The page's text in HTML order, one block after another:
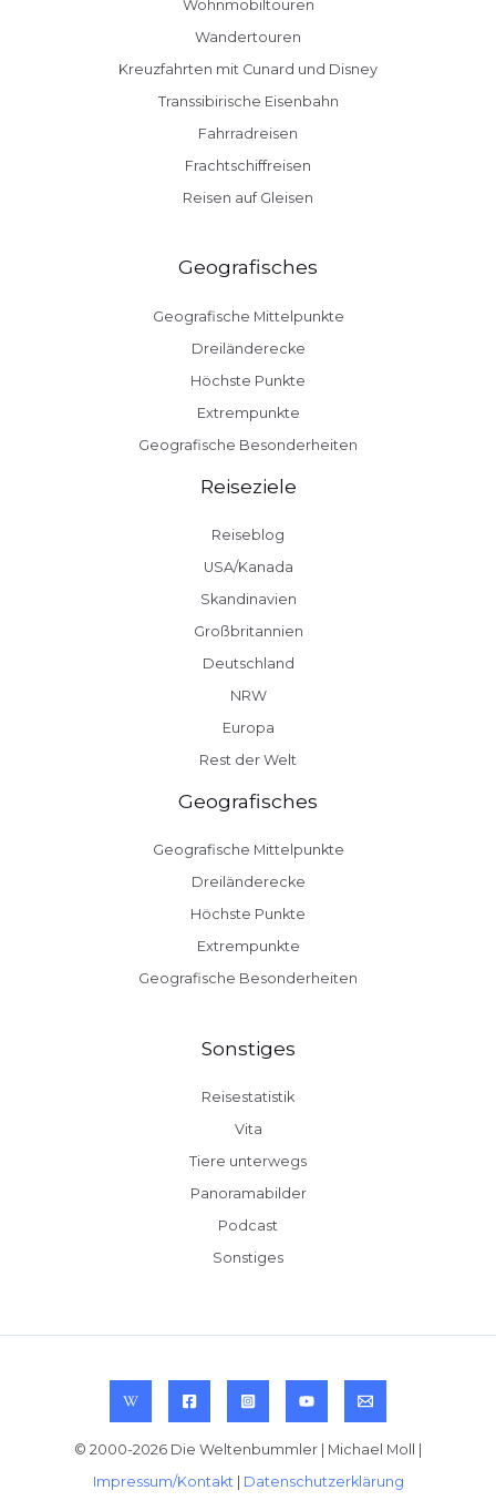
Wohnmobiltouren
Wandertouren
Kreuzfahrten mit Cunard und Disney
Transsibirische Eisenbahn
Fahrradreisen
Frachtschiffreisen
Reisen auf Gleisen
Geografisches
Geografische Mittelpunkte
Dreiländerecke
Höchste Punkte
Extrempunkte
Geografische Besonderheiten
Reiseziele
Reiseblog
USA/Kanada
Skandinavien
Großbritannien
Deutschland
NRW
Europa
Rest der Welt
Geografisches
Geografische Mittelpunkte
Dreiländerecke
Höchste Punkte
Extrempunkte
Geografische Besonderheiten
Sonstiges
Reisestatistik
Vita
Tiere unterwegs
Panoramabilder
Podcast
Sonstiges
© 2000-2026 Die Weltenbummler | Michael Moll |
Impressum/Kontakt| Datenschutzerklärung